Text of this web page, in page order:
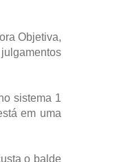
Objetiva,
sistema 1
em uma
o balde